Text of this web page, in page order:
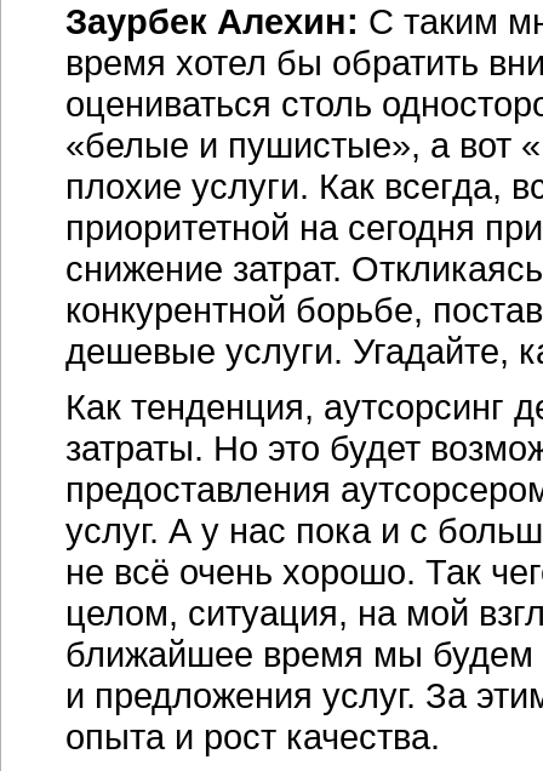
Заурбек Алехин: С таким
время хотел бы обратить
оцениваться столь
«белые и пушистые», а вот
плохие услуги. Как всегда,
приоритетной на сегодня
снижение затрат.
конкурентной борьбе,
дешевые услуги. Угадайте,
Как тенденция, аутсорсинг
затраты. Но это будет
предоставления
услуг. А у нас пока и с
не всё очень хорошо. Так
целом, ситуация, на мой
ближайшее время мы будем
и предложения услуг. За
опыта и рост качества.